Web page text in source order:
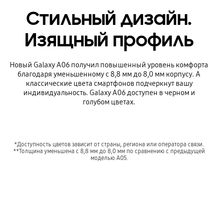
Стильный дизайн.
Изящный профиль
Новый Galaxy A06 получил повышенный уровень комфорта
благодаря уменьшенному с 8,8 мм до 8,0 мм корпусу. А
классические цвета смартфонов подчеркнут вашу
индивидуальность. Galaxy A06 доступен в черном и
голубом цветах.
*Доступность цветов зависит от страны, региона или оператора связи.
**Толщина уменьшена с 8,8 мм до 8,0 мм по сравнению с предыдущей
моделью A05.